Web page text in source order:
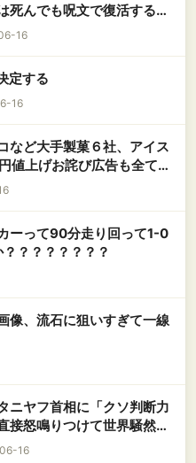
死んでも呪文で復活すると
16
定する
16
など大手製菓６社、アイス
値上げお詫び広告も全てパ
ーって90分走り回って1-0
？？？？？？？
像、流石に狙いすぎて一線
ニヤフ首相に「クソ判断力
接怒鳴りつけて世界騒然ｗ
16